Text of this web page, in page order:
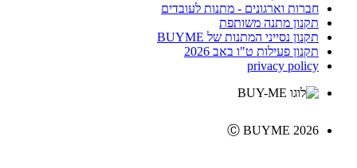
חברות וארגונים - מתנות לעובדים
תקנון מתנה משותפת
תקנון נסייני המתנות של BUYME
תקנון פעילות ט"ו באב 2026
privacy policy
Ⓒ BUYME 2026